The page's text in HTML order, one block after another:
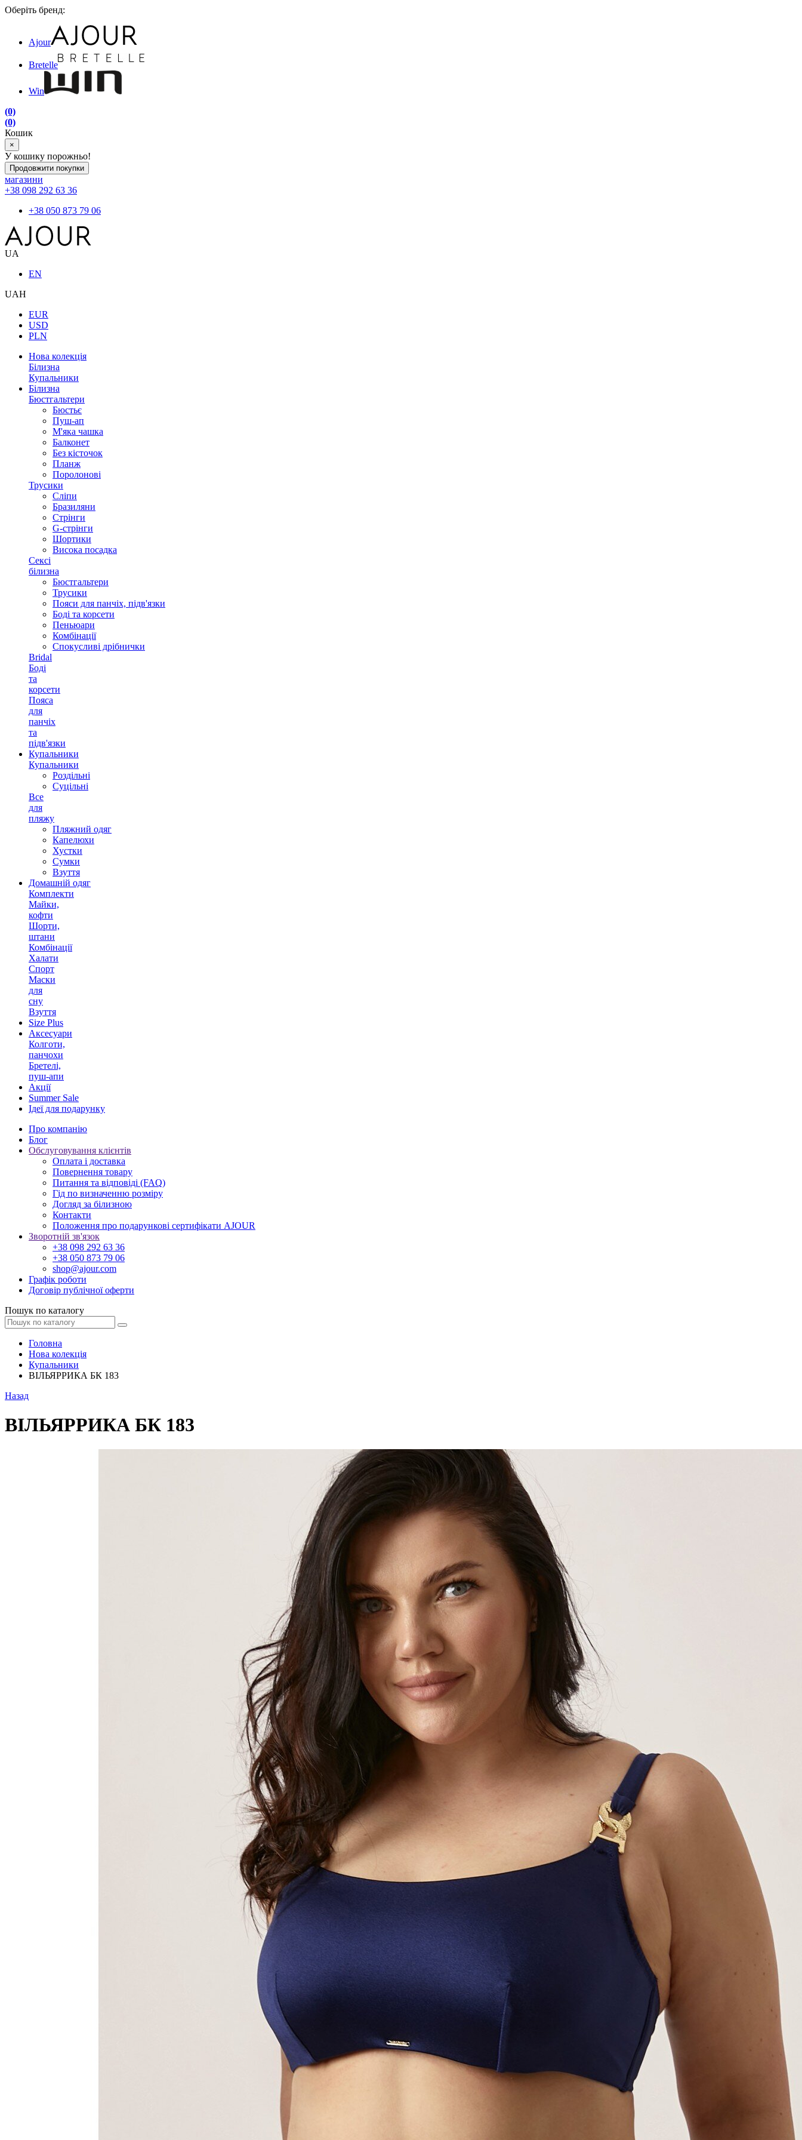
Оберіть бренд:
Ajour
Bretelle
Win
(0)
(0)
Кошик
×
У кошику порожньо!
Продовжити покупки
магазини
+38 098 292 63 36
+38 050 873 79 06
UA
EN
UAH
EUR
USD
PLN
Нова колекція
Білизна
Купальники
Білизна
Бюстгальтери
Бюстьє
Пуш-ап
М'яка чашка
Балконет
Без кісточок
Планж
Поролонові
Трусики
Сліпи
Бразиляни
Стрінги
G-стрінги
Шортики
Висока посадка
Сексі
білизна
Бюстгальтери
Трусики
Пояси для панчіх, підв'язки
Боді та корсети
Пеньюари
Комбінації
Спокусливі дрібнички
Bridal
Боді
та
корсети
Пояса
для
панчіх
та
підв'язки
Купальники
Купальники
Роздільні
Суцільні
Все
для
пляжу
Пляжний одяг
Капелюхи
Хустки
Сумки
Взуття
Домашній одяг
Комплекти
Майки,
кофти
Шорти,
штани
Комбінації
Халати
Спорт
Маски
для
сну
Взуття
Size Plus
Аксесуари
Колготи,
панчохи
Бретелі,
пуш-апи
Акції
Summer Sale
Ідеї для подарунку
Про компанію
Блог
Обслуговування клієнтів
Оплата і доставка
Повернення товару
Питання та відповіді (FAQ)
Гід по визначенню розміру
Догляд за білизною
Контакти
Положення про подарункові сертифікати AJOUR
Зворотній зв'язок
+38 098 292 63 36
+38 050 873 79 06
shop@ajour.com
Графік роботи
Договір публічної оферти
Пошук по каталогу
Головна
Нова колекція
Купальники
ВІЛЬЯРРИКА БК 183
Назад
ВІЛЬЯРРИКА БК 183